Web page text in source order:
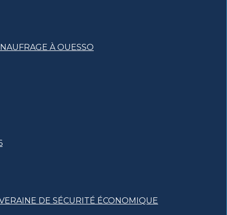
À OUESSO
DE SÉCURITÉ ÉCONOMIQUE